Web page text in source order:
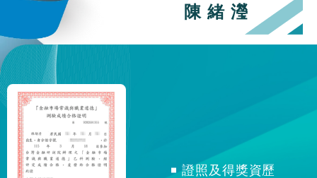
陳 緒 瀅
證照及得獎資歷